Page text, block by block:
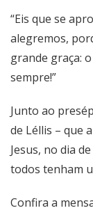
“Eis que se
alegremos,
grande graça:
sempre!”
Junto ao
de Léllis – que
Jesus, no dia
todos tenham
Confira a